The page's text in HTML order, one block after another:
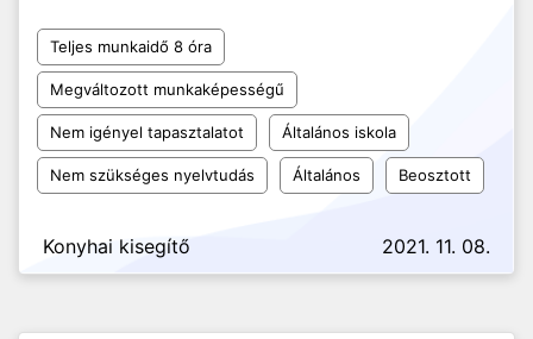
Teljes munkaidő 8 óra
Megváltozott munkaképességű
Nem igényel tapasztalatot Általános iskola
Nem szükséges nyelvtudás Általános Beosztott
Konyhai kisegítő 2021. 11. 08.